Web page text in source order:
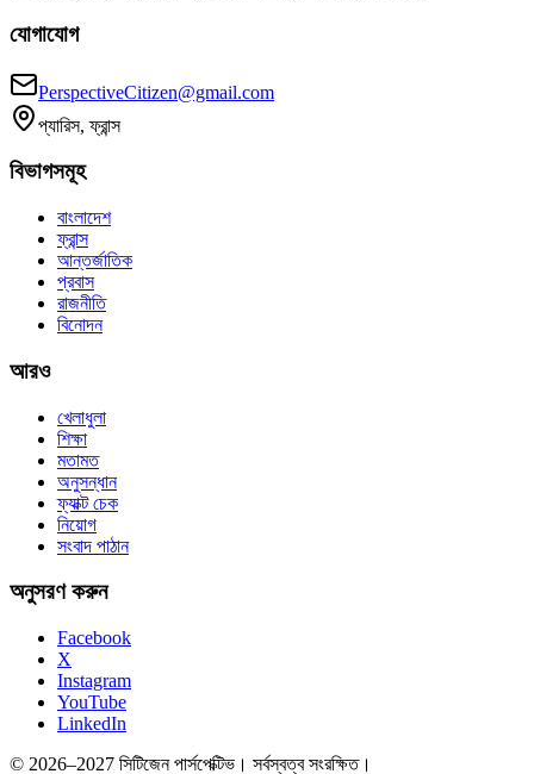
যোগাযোগ
PerspectiveCitizen@gmail.com
প্যারিস, ফ্রান্স
বিভাগসমূহ
বাংলাদেশ
ফ্রান্স
আন্তর্জাতিক
প্রবাস
রাজনীতি
বিনোদন
আরও
খেলাধুলা
শিক্ষা
মতামত
অনুসন্ধান
ফ্যাক্ট চেক
নিয়োগ
সংবাদ পাঠান
অনুসরণ করুন
Facebook
X
Instagram
YouTube
LinkedIn
© 2026–2027 সিটিজেন পার্সপেক্টিভ। সর্বস্বত্ব সংরক্ষিত।